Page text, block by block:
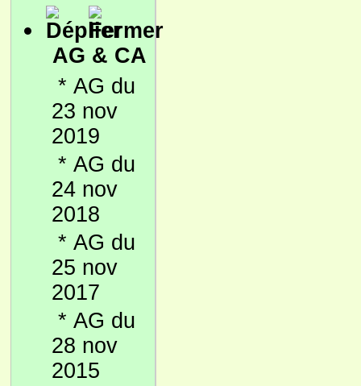
AG & CA
* AG du
23 nov
2019
* AG du
24 nov
2018
* AG du
25 nov
2017
* AG du
28 nov
2015